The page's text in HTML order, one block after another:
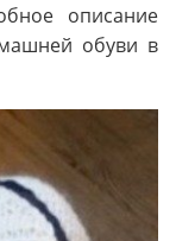
описание
обуви в